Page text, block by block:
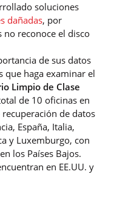
soluciones
dañadas, por
no reconoce el disco
de sus datos
haga examinar el
Limpio de Clase
de 10 oficinas en
de datos
España, Italia,
y Luxemburgo, con
los Países Bajos.
en EE.UU. y